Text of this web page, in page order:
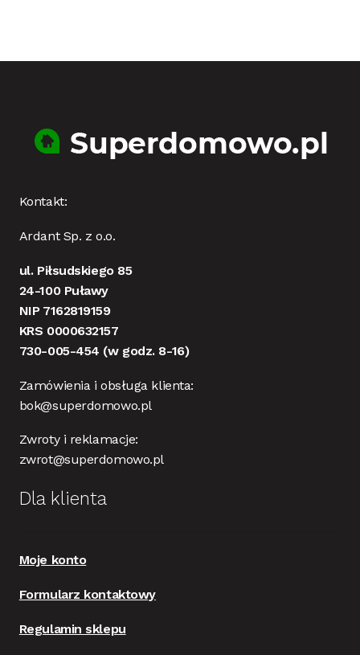
Kontakt:
Ardant Sp. z o.o.
ul. Piłsudskiego 85
24-100 Puławy
NIP 7162819159
KRS 0000632157
730-005-454 (w godz. 8-16)
Zamówienia i obsługa klienta:
bok@superdomowo.pl
Zwroty i reklamacje:
zwrot@superdomowo.pl
Dla klienta
Moje konto
Formularz kontaktowy
Regulamin sklepu